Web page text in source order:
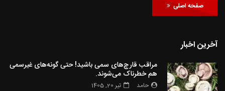
صفحه اصلی
آخرین اخبار
مراقب قارچ‌های سمی باشید! حتی گونه‌های غیرسمی
هم خطرناک می‌شوند.
حامد تیر 20, 1405